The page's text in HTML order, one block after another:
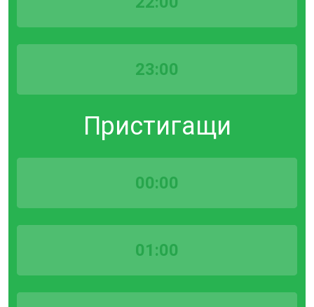
23:00
Пристигащи
00:00
01:00